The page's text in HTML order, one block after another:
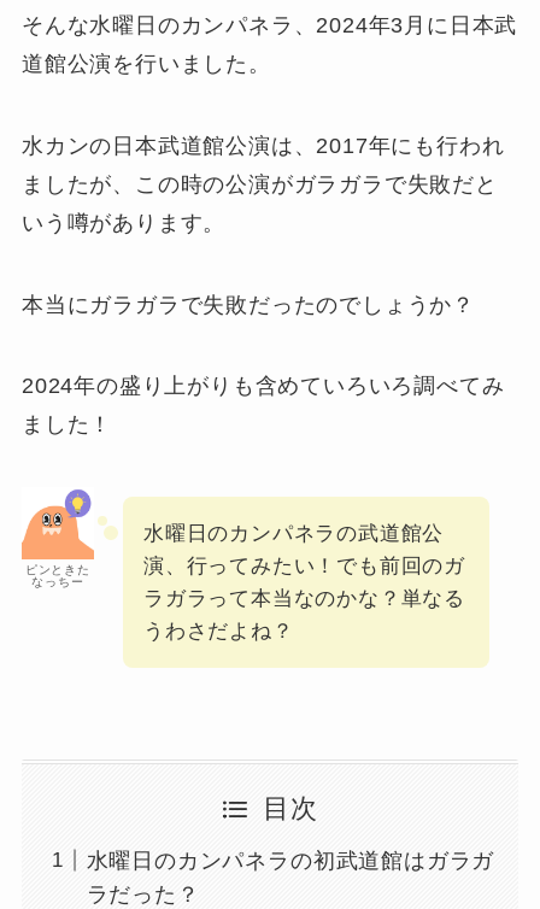
そんな水曜日のカンパネラ、2024年3月に日本武
道館公演を行いました。
水カンの日本武道館公演は、2017年にも行われ
ましたが、この時の公演がガラガラで失敗だと
いう噂があります。
本当にガラガラで失敗だったのでしょうか？
2024年の盛り上がりも含めていろいろ調べてみ
ました！
ピンときた
なっちー
水曜日のカンパネラの武道館公
演、行ってみたい！でも前回のガ
ラガラって本当なのかな？単なる
うわさだよね？
目次
水曜日のカンパネラの初武道館はガラガ
ラだった？